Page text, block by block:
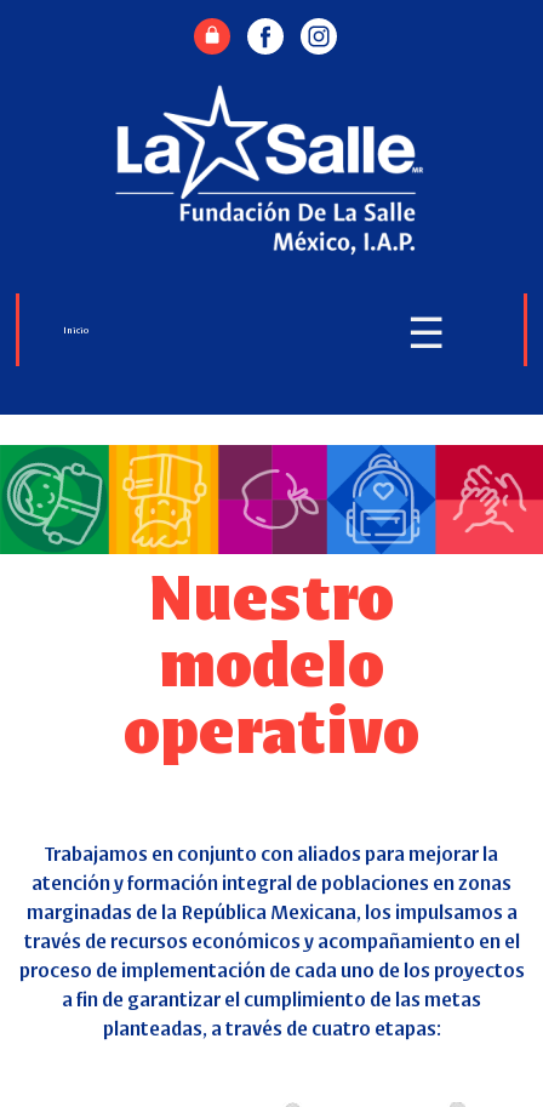
Inicio ☰
Nuestro
modelo
operativo
Trabajamos en conjunto con aliados para mejorar la
atención y formación integral de poblaciones en zonas
marginadas de la República Mexicana, los impulsamos a
través de recursos económicos y acompañamiento en el
proceso de implementación de cada uno de los proyectos
a fin de garantizar el cumplimiento de las metas
planteadas, a través de cuatro etapas: